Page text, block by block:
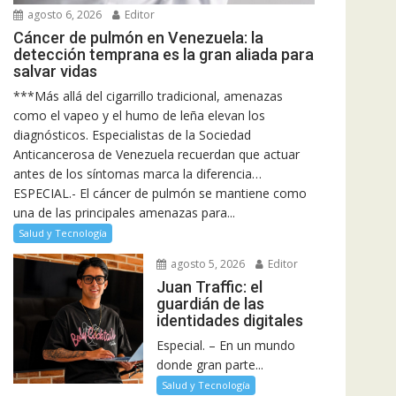
agosto 6, 2026 Editor
Cáncer de pulmón en Venezuela: la
detección temprana es la gran aliada para
salvar vidas
***Más allá del cigarrillo tradicional, amenazas
como el vapeo y el humo de leña elevan los
diagnósticos. Especialistas de la Sociedad
Anticancerosa de Venezuela recuerdan que actuar
antes de los síntomas marca la diferencia…
ESPECIAL.- El cáncer de pulmón se mantiene como
una de las principales amenazas para...
Salud y Tecnología
agosto 5, 2026 Editor
Juan Traffic: el
guardián de las
identidades digitales
Especial. – En un mundo
donde gran parte...
Salud y Tecnología